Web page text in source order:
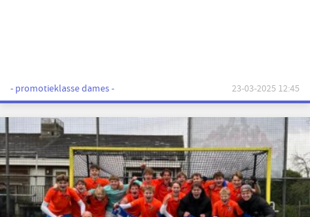
- promotieklasse dames - 23-03-2025 12:45